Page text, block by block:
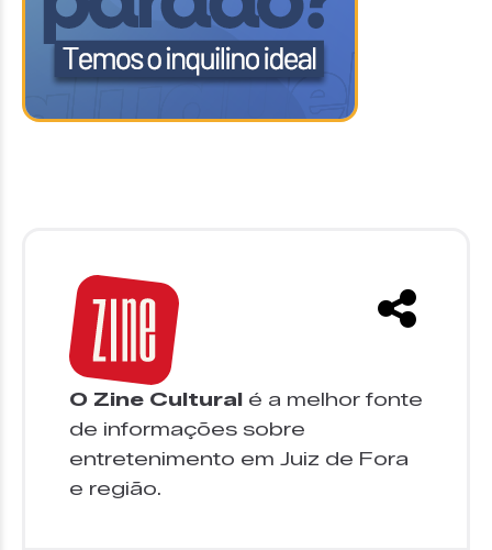
O Zine Cultural é a melhor fonte
de informações sobre
entretenimento em Juiz de Fora
e região.